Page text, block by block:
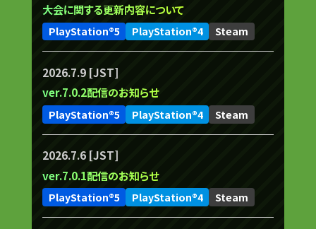
大会に関する更新内容について
PlayStation®5 PlayStation®4 Steam
2026.7.9 [JST]
ver.7.0.2配信のお知らせ
PlayStation®5 PlayStation®4 Steam
2026.7.6 [JST]
ver.7.0.1配信のお知らせ
PlayStation®5 PlayStation®4 Steam